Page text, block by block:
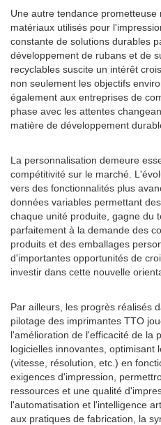
Une autre tendance
matériaux utilisés pour
constante de solutions durables
développement de rubans et de
recyclables suscite un intérêt
non seulement les objectifs
également aux entreprises de
phase avec les attentes
matière de développement
La personnalisation demeure
compétitivité sur le marché.
vers des fonctionnalités plus
données variables permettant
chaque unité produite, gagne du
parfaitement à la demande des
produits et des emballages
d'importantes opportunités de
investir dans cette nouvelle
Par ailleurs, les progrès réalisés
pilotage des imprimantes TTO
l'amélioration de l'efficacité de la
logicielles innovantes, optimisant
(vitesse, résolution, etc.) en
exigences d'impression,
ressources et une qualité
l'automatisation et l'intelligence
aux pratiques de fabrication, la